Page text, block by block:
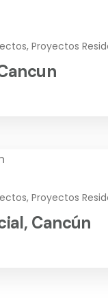
, Proyectos
, Proyectos
Cancún